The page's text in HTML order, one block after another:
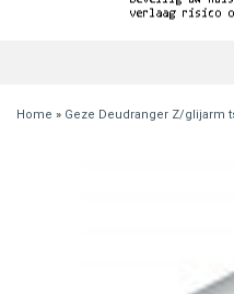
Home » Geze Deudranger Z/glijarm